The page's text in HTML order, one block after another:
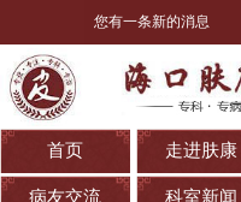
您有一条新的消息
首页 走进肤康
病友交流 科室新闻